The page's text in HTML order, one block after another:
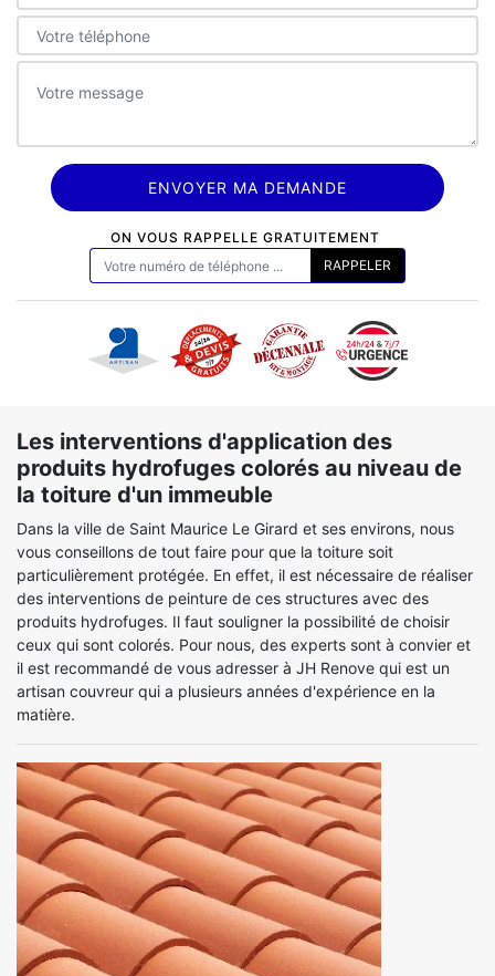
ON VOUS RAPPELLE GRATUITEMENT
Les interventions d'application des
produits hydrofuges colorés au niveau de
la toiture d'un immeuble
Dans la ville de Saint Maurice Le Girard et ses environs, nous
vous conseillons de tout faire pour que la toiture soit
particulièrement protégée. En effet, il est nécessaire de réaliser
des interventions de peinture de ces structures avec des
produits hydrofuges. Il faut souligner la possibilité de choisir
ceux qui sont colorés. Pour nous, des experts sont à convier et
il est recommandé de vous adresser à JH Renove qui est un
artisan couvreur qui a plusieurs années d'expérience en la
matière.